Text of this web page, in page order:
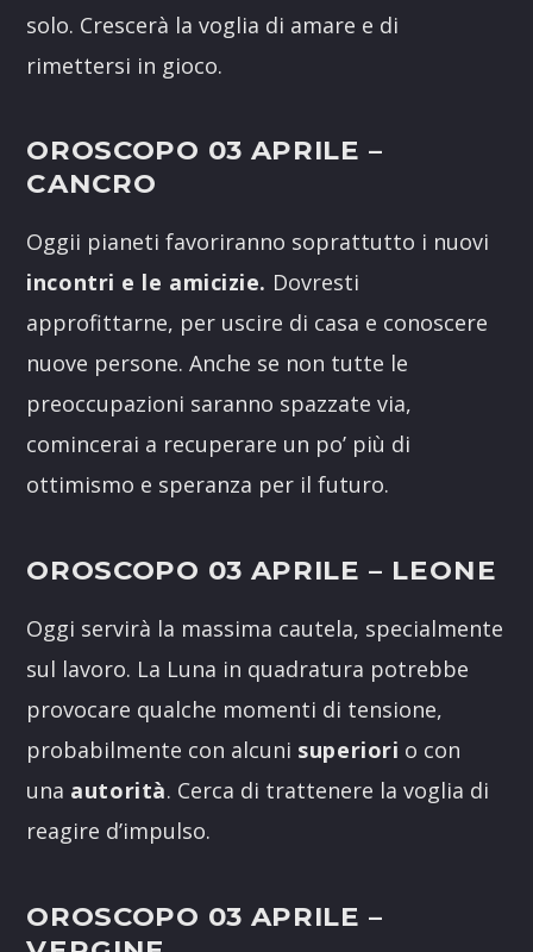
solo. Crescerà la voglia di amare e di
rimettersi in gioco.
OROSCOPO 03 APRILE –
CANCRO
Oggii pianeti favoriranno soprattutto i nuovi
incontri e le amicizie. Dovresti
approfittarne, per uscire di casa e conoscere
nuove persone. Anche se non tutte le
preoccupazioni saranno spazzate via,
comincerai a recuperare un po’ più di
ottimismo e speranza per il futuro.
OROSCOPO 03 APRILE – LEONE
Oggi servirà la massima cautela, specialmente
sul lavoro. La Luna in quadratura potrebbe
provocare qualche momenti di tensione,
probabilmente con alcuni superiori o con
una autorità. Cerca di trattenere la voglia di
reagire d’impulso.
OROSCOPO 03 APRILE –